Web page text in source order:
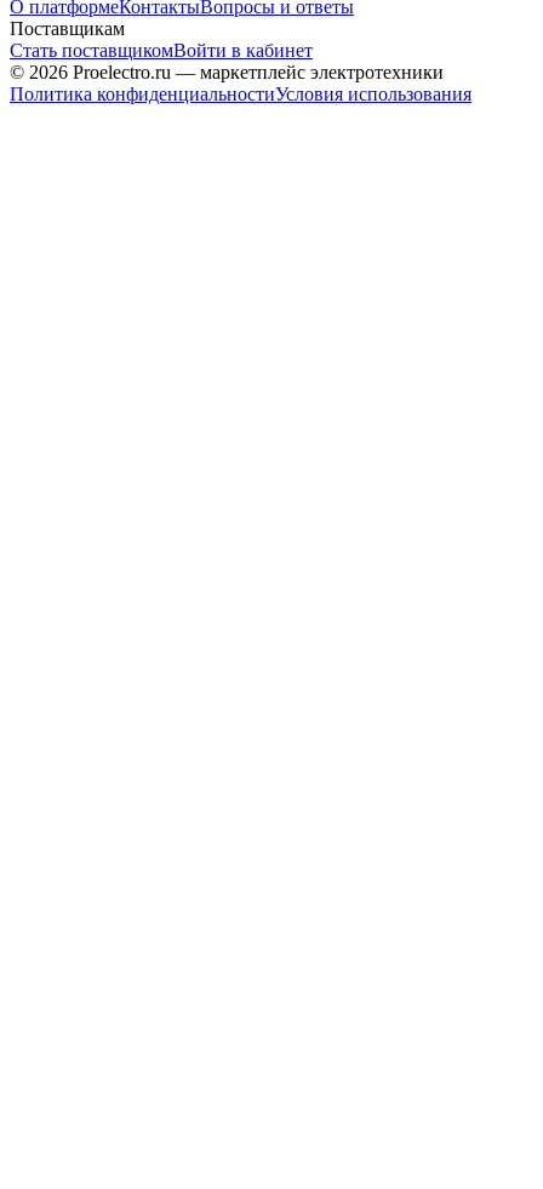
О платформеКонтактыВопросы и ответы
Поставщикам
Стать поставщикомВойти в кабинет
© 2026 Proelectro.ru — маркетплейс электротехники
Политика конфиденциальностиУсловия использования